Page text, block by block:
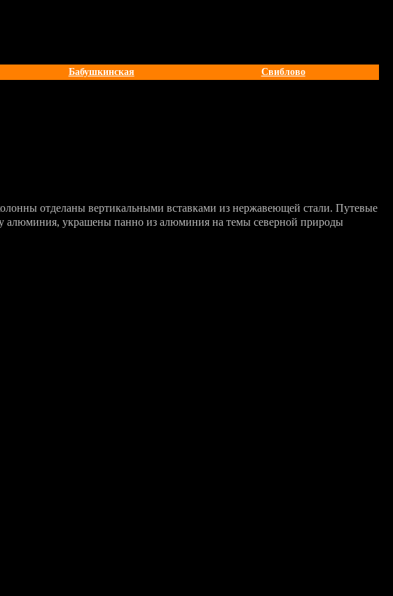
Бабушкинская Свиблово
отделаны вертикальными вставками из нержавеющей стали. Путевые
алюминия, украшены панно из алюминия на темы северной природы